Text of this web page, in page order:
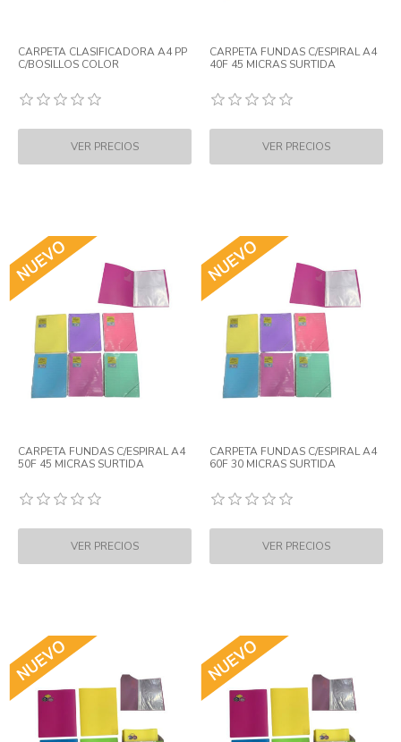
CARPETA CLASIFICADORA A4 PP
C/BOSILLOS COLOR
CARPETA FUNDAS C/ESPIRAL A4
40F 45 MICRAS SURTIDA
CARPETA FUNDAS C/ESPIRAL A4
50F 45 MICRAS SURTIDA
CARPETA FUNDAS C/ESPIRAL A4
60F 30 MICRAS SURTIDA